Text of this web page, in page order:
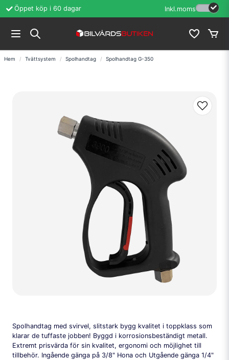
Öppet köp i 60 dagar Erfarenhet sedan
Inkl.moms
Hem Tvättsystem Spolhandtag Spolhandtag G-350
Spolhandtag med svirvel, slitstark bygg kvalitet i toppklass som
klarar de tuffaste jobben! Byggd i korrosionsbeständigt metall.
Extremt prisvärda för sin kvalitet, ergonomi och möjlighet till
tillbehör. Ingående gänga på 3/8" Hona och Utgående gänga 1/4"